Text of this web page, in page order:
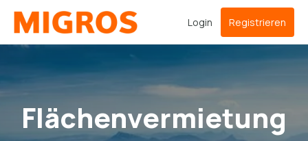
Login Registrieren
Flächenvermietung